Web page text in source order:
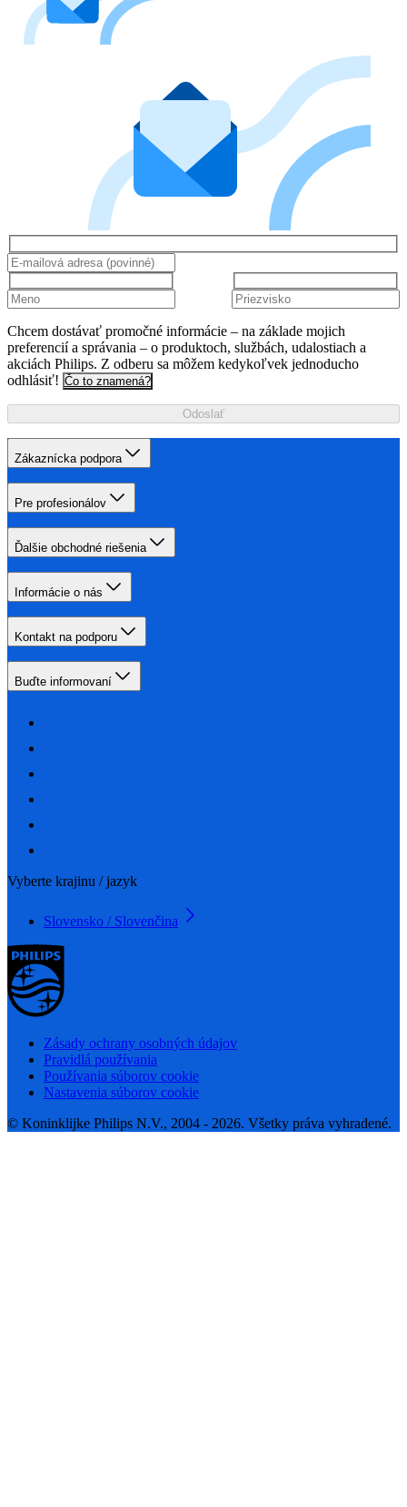
Chcem dostávať promočné informácie – na základe mojich
preferencií a správania – o produktoch, službách, udalostiach a
akciách Philips. Z odberu sa môžem kedykoľvek jednoducho
odhlásiť! Čo to znamená?
Odoslať
Zákaznícka podpora
Pre profesionálov
Ďalšie obchodné riešenia
Informácie o nás
Kontakt na podporu
Buďte informovaní
Vyberte krajinu / jazyk
Slovensko / Slovenčina
Zásady ochrany osobných údajov
Pravidlá používania
Používania súborov cookie
Nastavenia súborov cookie
© Koninklijke Philips N.V., 2004 - 2026. Všetky práva vyhradené.